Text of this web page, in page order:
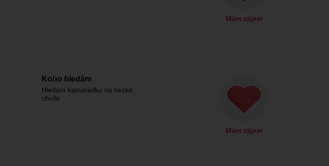
Mám zájem
Koho hledám
Hledám kamarádku na hezké
chvíle
Mám zájem